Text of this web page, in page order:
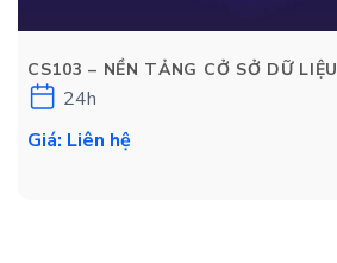
CS103 – NỀN TẢNG CỞ SỞ DỮ LIỆU
24h
Giá: Liên hệ